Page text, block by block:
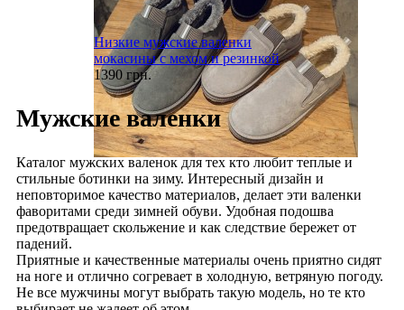
Низкие мужские валенки
мокасины с мехом и резинкой
1390 грн.
Мужские валенки
Каталог мужских валенок для тех кто любит теплые и
стильные ботинки на зиму. Интересный дизайн и
неповторимое качество материалов, делает эти валенки
фаворитами среди зимней обуви. Удобная подошва
предотвращает скольжение и как следствие бережет от
падений.
Приятные и качественные материалы очень приятно сидят
на ноге и отлично согревает в холодную, ветряную погоду.
Не все мужчины могут выбрать такую модель, но те кто